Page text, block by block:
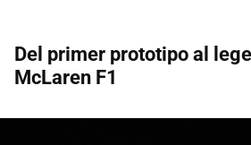
Del primer prototipo al
McLaren F1